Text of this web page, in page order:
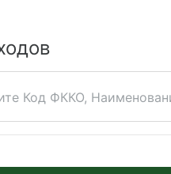
Код ФККО,